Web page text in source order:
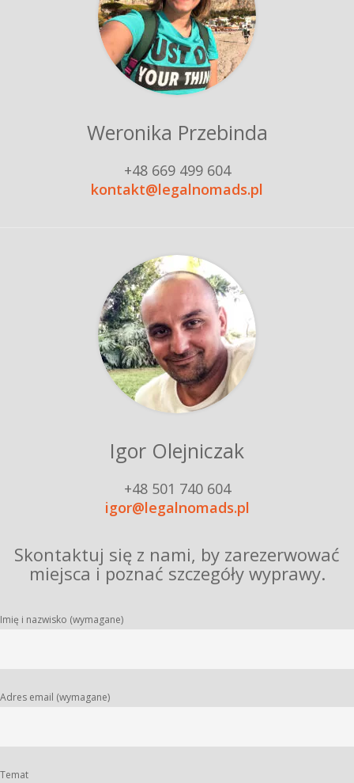
Weronika Przebinda
+48 669 499 604
kontakt@legalnomads.pl
Igor Olejniczak
+48 501 740 604
igor@legalnomads.pl
Skontaktuj się z nami, by zarezerwować
miejsca i poznać szczegóły wyprawy.
Imię i nazwisko (wymagane)
Adres email (wymagane)
Temat